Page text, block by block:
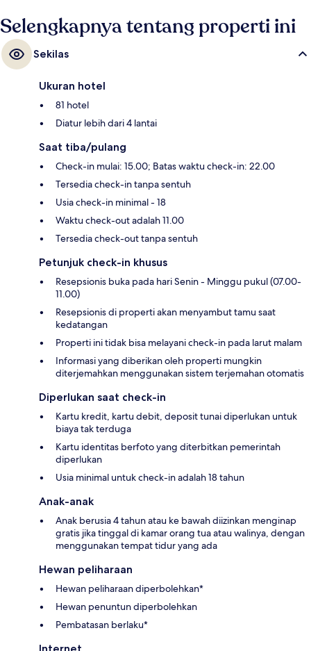
Selengkapnya tentang properti ini
Sekilas
Ukuran hotel
81 hotel
Diatur lebih dari 4 lantai
Saat tiba/pulang
Check-in mulai: 15.00; Batas waktu check-in: 22.00
Tersedia check-in tanpa sentuh
Usia check-in minimal - 18
Waktu check-out adalah 11.00
Tersedia check-out tanpa sentuh
Petunjuk check-in khusus
Resepsionis buka pada hari Senin - Minggu pukul (07.00-
11.00)
Resepsionis di properti akan menyambut tamu saat
kedatangan
Properti ini tidak bisa melayani check-in pada larut malam
Informasi yang diberikan oleh properti mungkin
diterjemahkan menggunakan sistem terjemahan otomatis
Diperlukan saat check-in
Kartu kredit, kartu debit, deposit tunai diperlukan untuk
biaya tak terduga
Kartu identitas berfoto yang diterbitkan pemerintah
diperlukan
Usia minimal untuk check-in adalah 18 tahun
Anak-anak
Anak berusia 4 tahun atau ke bawah diizinkan menginap
gratis jika tinggal di kamar orang tua atau walinya, dengan
menggunakan tempat tidur yang ada
Hewan peliharaan
Hewan peliharaan diperbolehkan*
Hewan penuntun diperbolehkan
Pembatasan berlaku*